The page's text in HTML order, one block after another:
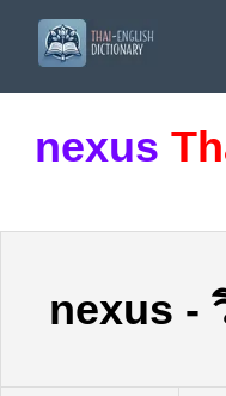
nexus
nexus -